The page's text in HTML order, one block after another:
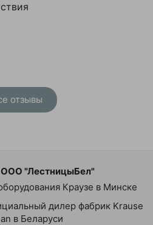
отзывы
"ЛестницыБел"
Краузе в Минске
дилер фабрик Krause
в Беларуси